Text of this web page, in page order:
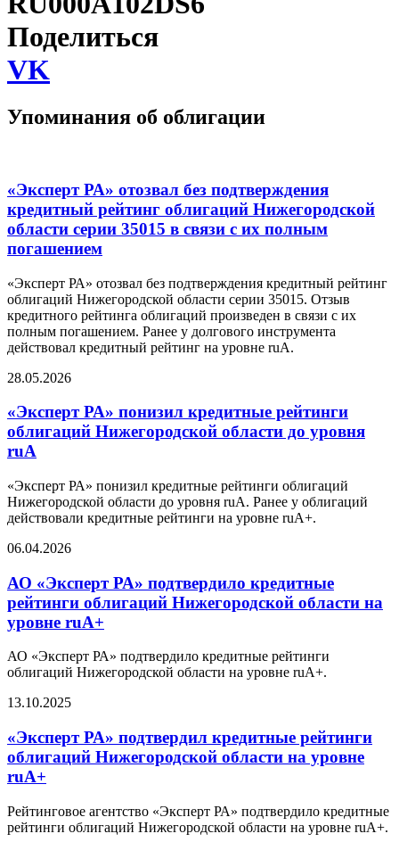
Поделиться
VK
Упоминания об облигации
«Эксперт РА» отозвал без подтверждения
кредитный рейтинг облигаций Нижегородской
области серии 35015 в связи с их полным
погашением
«Эксперт РА» отозвал без подтверждения кредитный рейтинг
облигаций Нижегородской области серии 35015. Отзыв
кредитного рейтинга облигаций произведен в связи с их
полным погашением. Ранее у долгового инструмента
действовал кредитный рейтинг на уровне ruА.
28.05.2026
«Эксперт РА» понизил кредитные рейтинги
облигаций Нижегородской области до уровня
ruA
«Эксперт РА» понизил кредитные рейтинги облигаций
Нижегородской области до уровня ruA. Ранее у облигаций
действовали кредитные рейтинги на уровне ruA+.
06.04.2026
АО «Эксперт РА» подтвердило кредитные
рейтинги облигаций Нижегородской области на
уровне ruA+
АО «Эксперт РА» подтвердило кредитные рейтинги
облигаций Нижегородской области на уровне ruA+.
13.10.2025
«Эксперт РА» подтвердил кредитные рейтинги
облигаций Нижегородской области на уровне
ruA+
Рейтинговое агентство «Эксперт РА» подтвердило кредитные
рейтинги облигаций Нижегородской области на уровне ruA+.